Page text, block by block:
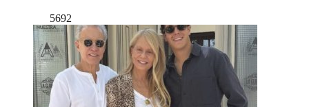
5692